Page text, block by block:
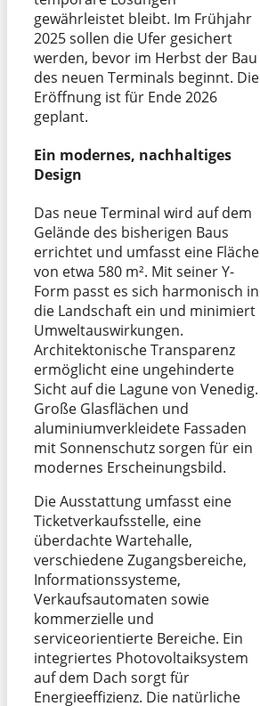
gewährleistet bleibt. Im Frühjahr
2025 sollen die Ufer gesichert
werden, bevor im Herbst der Bau
des neuen Terminals beginnt. Die
Eröffnung ist für Ende 2026
geplant.
Ein modernes, nachhaltiges
Design
Das neue Terminal wird auf dem
Gelände des bisherigen Baus
errichtet und umfasst eine Fläche
von etwa 580 m². Mit seiner Y-
Form passt es sich harmonisch in
die Landschaft ein und minimiert
Umweltauswirkungen.
Architektonische Transparenz
ermöglicht eine ungehinderte
Sicht auf die Lagune von Venedig.
Große Glasflächen und
aluminiumverkleidete Fassaden
mit Sonnenschutz sorgen für ein
modernes Erscheinungsbild.
Die Ausstattung umfasst eine
Ticketverkaufsstelle, eine
überdachte Wartehalle,
verschiedene Zugangsbereiche,
Informationssysteme,
Verkaufsautomaten sowie
kommerzielle und
serviceorientierte Bereiche. Ein
integriertes Photovoltaiksystem
auf dem Dach sorgt für
Energieeffizienz. Die natürliche